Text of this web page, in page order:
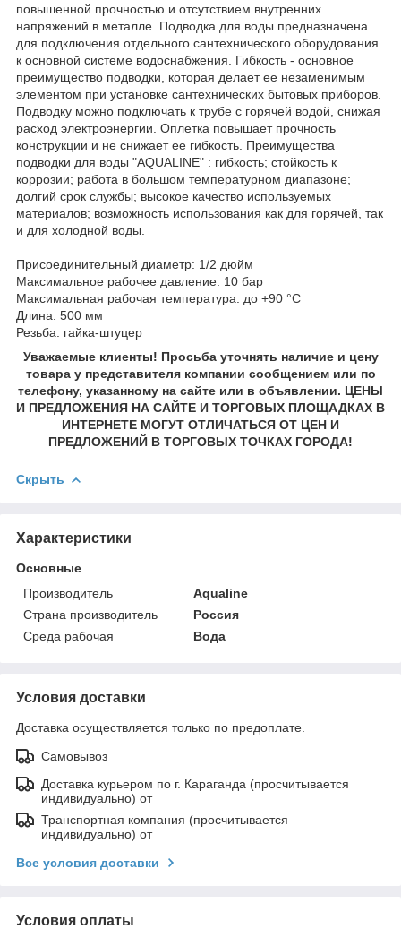
повышенной прочностью и отсутствием внутренних
напряжений в металле. Подводка для воды предназначена
для подключения отдельного сантехнического оборудования
к основной системе водоснабжения. Гибкость - основное
преимущество подводки, которая делает ее незаменимым
элементом при установке сантехнических бытовых приборов.
Подводку можно подключать к трубе с горячей водой, снижая
расход электроэнергии. Оплетка повышает прочность
конструкции и не снижает ее гибкость. Преимущества
подводки для воды "AQUALINE" : гибкость; стойкость к
коррозии; работа в большом температурном диапазоне;
долгий срок службы; высокое качество используемых
материалов; возможность использования как для горячей, так
и для холодной воды.
Присоединительный диаметр: 1/2 дюйм
Максимальное рабочее давление: 10 бар
Максимальная рабочая температура: до +90 °C
Длина: 500 мм
Резьба: гайка-штуцер
Уважаемые клиенты! Просьба уточнять наличие и цену
товара у представителя компании сообщением или по
телефону, указанному на сайте или в объявлении. ЦЕНЫ
И ПРЕДЛОЖЕНИЯ НА САЙТЕ И ТОРГОВЫХ ПЛОЩАДКАХ В
ИНТЕРНЕТЕ МОГУТ ОТЛИЧАТЬСЯ ОТ ЦЕН И
ПРЕДЛОЖЕНИЙ В ТОРГОВЫХ ТОЧКАХ ГОРОДА!
Скрыть
Характеристики
Основные
Производитель
Aqualine
Страна производитель
Россия
Среда рабочая
Вода
Условия доставки
Доставка осуществляется только по предоплате.
Самовывоз
Доставка курьером по г. Караганда (просчитывается
индивидуально) от
Транспортная компания (просчитывается
индивидуально) от
Все условия доставки
Условия оплаты